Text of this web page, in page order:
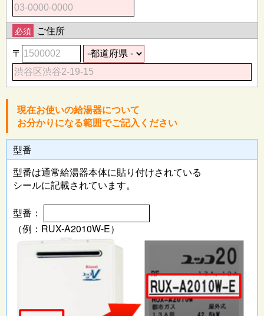
必須 ご住所
〒
現在お使いの給湯器について
お分かりになる範囲でご記入ください
型番
型番は通常給湯器本体に貼り付けされている
シールに記載されています。
型番：
（例：RUX-A2010W-E）